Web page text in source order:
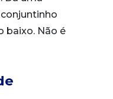
baixo. Não é